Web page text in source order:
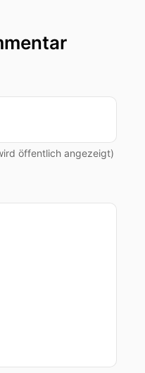
öffentlich angezeigt)